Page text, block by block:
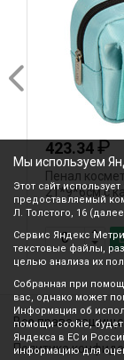
423.34₽
Пенал
21*9*6см с
Все права
Политика
Мы используем
Этот сайт
предоставляемый
Л. Толстого, 16
Сервис Яндекс
текстовые файлы,
целью анализа их
Собранная при
вас, однако может
Информация об
помощи cookie, будет
Яндекса в ЕС и
информацию для